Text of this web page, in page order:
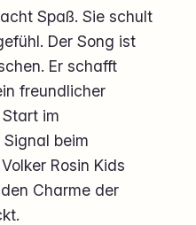
Spaß. Sie schult
Der Song ist
Er schafft
freundlicher
im
beim
Rosin Kids
Charme der